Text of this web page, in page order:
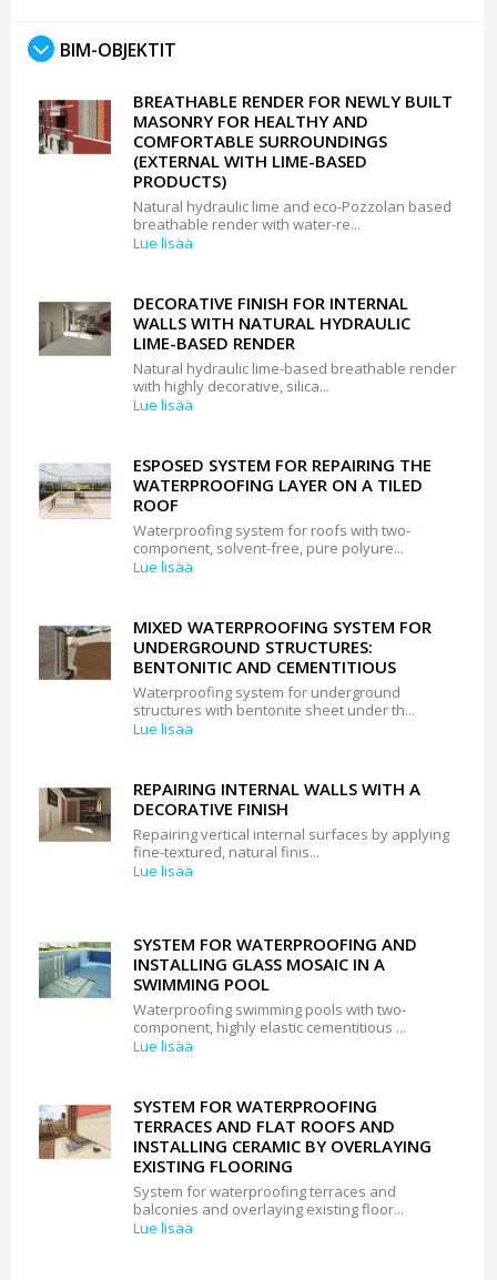
BIM-OBJEKTIT
BREATHABLE RENDER FOR NEWLY BUILT
MASONRY FOR HEALTHY AND
COMFORTABLE SURROUNDINGS
(EXTERNAL WITH LIME-BASED
PRODUCTS)
Natural hydraulic lime and eco-Pozzolan based
breathable render with water-re...
Lue lisää
DECORATIVE FINISH FOR INTERNAL
WALLS WITH NATURAL HYDRAULIC
LIME-BASED RENDER
Natural hydraulic lime-based breathable render
with highly decorative, silica...
Lue lisää
ESPOSED SYSTEM FOR REPAIRING THE
WATERPROOFING LAYER ON A TILED
ROOF
Waterproofing system for roofs with two-
component, solvent-free, pure polyure...
Lue lisää
MIXED WATERPROOFING SYSTEM FOR
UNDERGROUND STRUCTURES:
BENTONITIC AND CEMENTITIOUS
Waterproofing system for underground
structures with bentonite sheet under th...
Lue lisää
REPAIRING INTERNAL WALLS WITH A
DECORATIVE FINISH
Repairing vertical internal surfaces by applying
fine-textured, natural finis...
Lue lisää
SYSTEM FOR WATERPROOFING AND
INSTALLING GLASS MOSAIC IN A
SWIMMING POOL
Waterproofing swimming pools with two-
component, highly elastic cementitious ...
Lue lisää
SYSTEM FOR WATERPROOFING
TERRACES AND FLAT ROOFS AND
INSTALLING CERAMIC BY OVERLAYING
EXISTING FLOORING
System for waterproofing terraces and
balconies and overlaying existing floor...
Lue lisää